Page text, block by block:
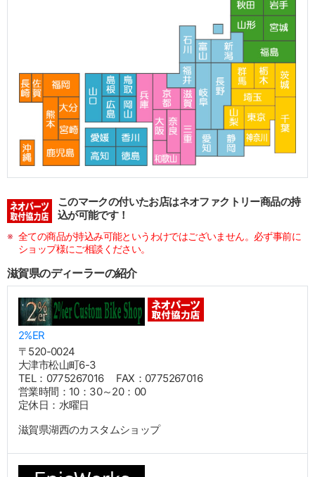
このマークの付いたお店はネオファクトリー商品の持
込が可能です！
全ての商品が持込み可能というわけではございません。必ず事前に
ショップ様にご相談ください。
滋賀県のディーラーの紹介
2%ER
〒520-0024
大津市松山町6-3
TEL：0775267016 FAX：0775267016
営業時間：10：30～20：00
定休日：水曜日
滋賀県湖西のカスタムショップ